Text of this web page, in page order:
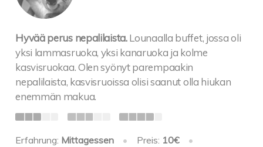
Hyvää perus nepalilaista. Lounaalla buffet, jossa oli
yksi lammasruoka, yksi kanaruoka ja kolme
kasvisruokaa. Olen syönyt parempaakin
nepalilaista, kasvisruoissa olisi saanut olla hiukan
enemmän makua.
Erfahrung: Mittagessen • Preis: 10€
•